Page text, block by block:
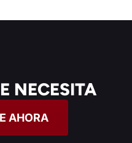
NECESITA
AHORA